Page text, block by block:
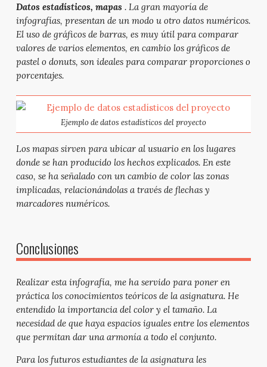
Datos estadísticos, mapas . La gran mayoría de
infografías, presentan de un modo u otro datos numéricos.
El uso de gráficos de barras, es muy útil para comparar
valores de varios elementos, en cambio los gráficos de
pastel o donuts, son ideales para comparar proporciones o
porcentajes.
Ejemplo de datos estadísticos del proyecto
Los mapas sirven para ubicar al usuario en los lugares
donde se han producido los hechos explicados. En este
caso, se ha señalado con un cambio de color las zonas
implicadas, relacionándolas a través de flechas y
marcadores numéricos.
Conclusiones
Realizar esta infografía, me ha servido para poner en
práctica los conocimientos teóricos de la asignatura. He
entendido la importancia del color y el tamaño. La
necesidad de que haya espacios iguales entre los elementos
que permitan dar una armonía a todo el conjunto.
Para los futuros estudiantes de la asignatura les